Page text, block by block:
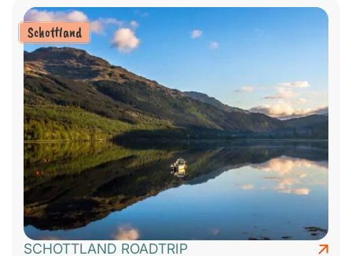
Schottland
SCHOTTLAND ROADTRIP